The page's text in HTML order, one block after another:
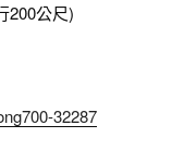
200公尺)
32287